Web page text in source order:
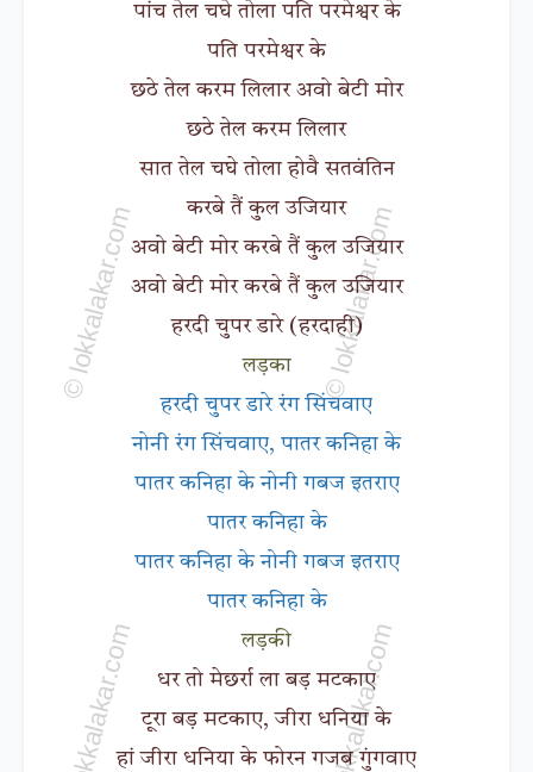
पांच तेल चघे तोला पति परमेश्वर के
पति परमेश्वर के
छठे तेल करम लिलार अवो बेटी मोर
छठे तेल करम लिलार
सात तेल चघे तोला होवै सतवंतिन
करबे तैं कुल उजियार
अवो बेटी मोर करबे तैं कुल उजियार
अवो बेटी मोर करबे तैं कुल उजियार
हरदी चुपर डारे (हरदाही)
लड़का
हरदी चुपर डारे रंग सिंचवाए
नोनी रंग सिंचवाए, पातर कनिहा के
पातर कनिहा के नोनी गबज इतराए
पातर कनिहा के
पातर कनिहा के नोनी गबज इतराए
पातर कनिहा के
लड़की
धर तो मेछर्रा ला बड़ मटकाए
टूरा बड़ मटकाए, जीरा धनिया के
हां जीरा धनिया के फोरन गजब गुंगवाए